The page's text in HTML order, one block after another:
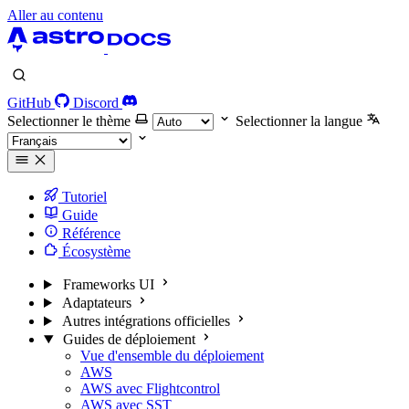
Aller au contenu
GitHub
Discord
Selectionner le thème
Selectionner la langue
Tutoriel
Guide
Référence
Écosystème
Frameworks UI
Adaptateurs
Autres intégrations officielles
Guides de déploiement
Vue d'ensemble du déploiement
AWS
AWS avec Flightcontrol
AWS avec SST